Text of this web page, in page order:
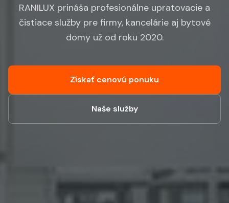
RANILUX prináša profesionálne upratovacie a
čistiace služby pre firmy, kancelárie aj bytové
domy už od roku 2020.
Získať cenovú ponuku
Naše služby